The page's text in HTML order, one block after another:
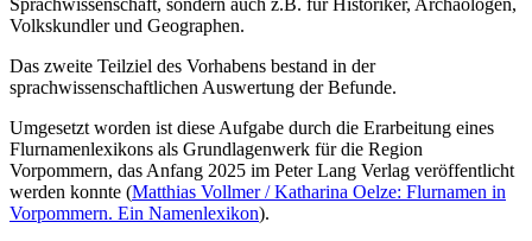
Volkskundler und Geographen.
Das zweite Teilziel des Vorhabens bestand in der
sprachwissenschaftlichen Auswertung der Befunde.
Umgesetzt worden ist diese Aufgabe durch die Erarbeitung eines
Flurnamenlexikons als Grundlagenwerk für die Region
Vorpommern, das Anfang 2025 im Peter Lang Verlag veröffentlicht
werden konnte (Matthias Vollmer / Katharina Oelze: Flurnamen in
Vorpommern. Ein Namenlexikon).